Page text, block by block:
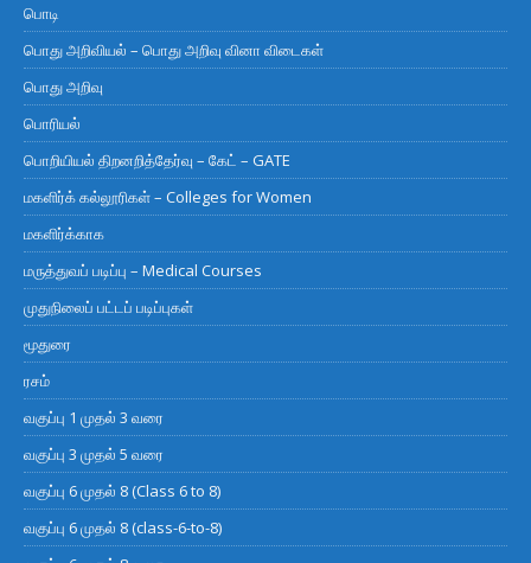
பொடி
பொது அறிவியல் – பொது அறிவு வினா விடைகள்
பொது அறிவு
பொரியல்
பொறியியல் திறனறித்தேர்வு – கேட் – GATE
மகளிர்க் கல்லூரிகள் – Colleges for Women
மகளிர்க்காக
மருத்துவப் படிப்பு – Medical Courses
முதுநிலைப் பட்டப் படிப்புகள்
மூதுரை
ரசம்
வகுப்பு 1 முதல் 3 வரை
வகுப்பு 3 முதல் 5 வரை
வகுப்பு 6 முதல் 8 (Class 6 to 8)
வகுப்பு 6 முதல் 8 (class-6-to-8)